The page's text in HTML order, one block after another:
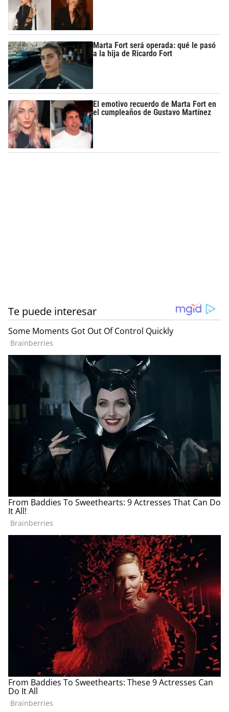
Marta Fort será operada: qué le pasó
a la hija de Ricardo Fort
El emotivo recuerdo de Marta Fort en
el cumpleaños de Gustavo Martínez